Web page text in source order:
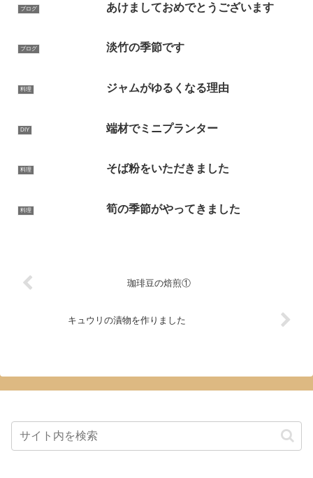
ブログ あけましておめでとうございます
ブログ 淡竹の季節です
料理 ジャムがゆるくなる理由
DIY 端材でミニプランター
料理 そば粉をいただきました
料理 筍の季節がやってきました
珈琲豆の焙煎①
キュウリの漬物を作りました